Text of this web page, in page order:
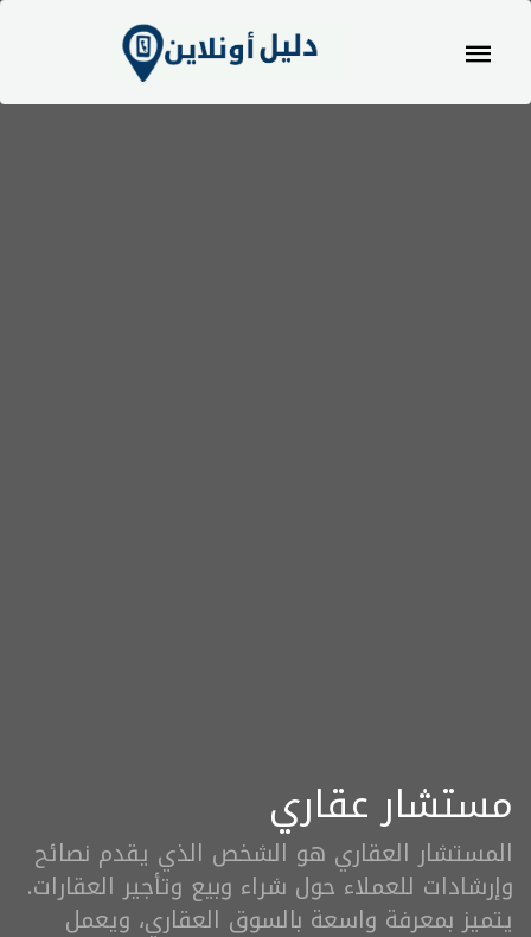
مستشار عقاري
المستشار العقاري هو الشخص الذي يقدم نصائح
وإرشادات للعملاء حول شراء وبيع وتأجير العقارات.
يتميز بمعرفة واسعة بالسوق العقاري، ويعمل